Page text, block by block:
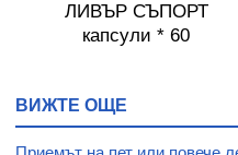
ЛИВЪР СЪПОРТ
капсули * 60
ВИЖТЕ ОЩЕ